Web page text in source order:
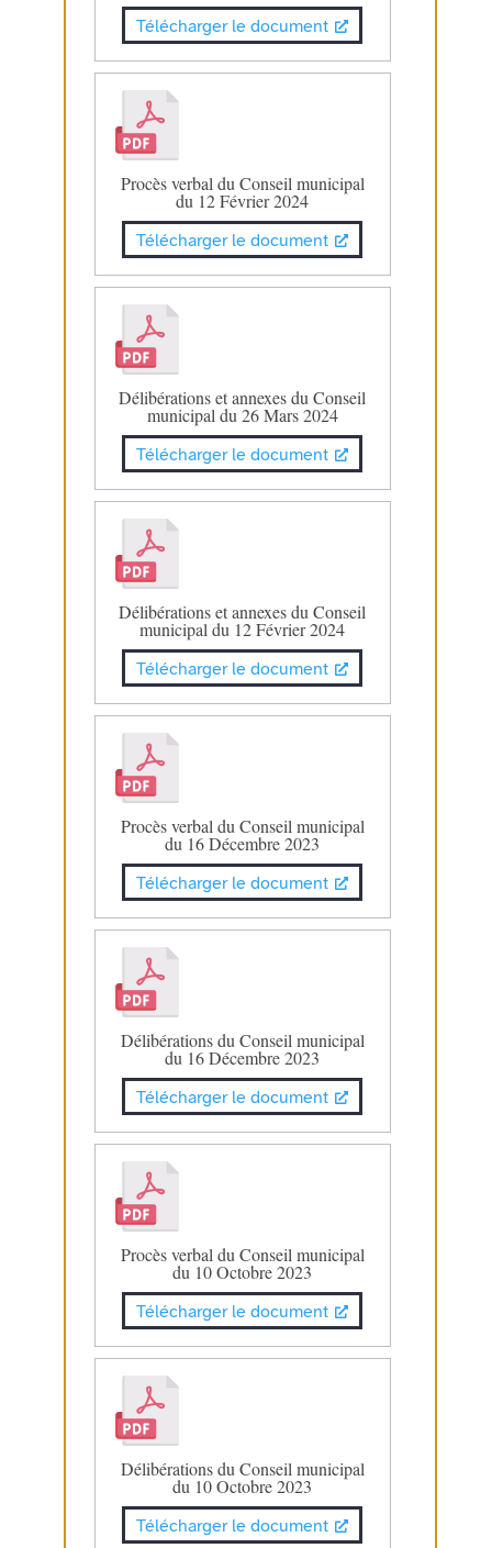
Télécharger le document
Procès verbal du Conseil municipal
du 12 Février 2024
Télécharger le document
Délibérations et annexes du Conseil
municipal du 26 Mars 2024
Télécharger le document
Délibérations et annexes du Conseil
municipal du 12 Février 2024
Télécharger le document
Procès verbal du Conseil municipal
du 16 Décembre 2023
Télécharger le document
Délibérations du Conseil municipal
du 16 Décembre 2023
Télécharger le document
Procès verbal du Conseil municipal
du 10 Octobre 2023
Télécharger le document
Délibérations du Conseil municipal
du 10 Octobre 2023
Télécharger le document